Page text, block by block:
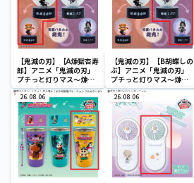
【鬼滅の刃】【A煉獄杏寿
郎】アニメ「鬼滅の刃」
プチっと灯りマス～煉獄
杏寿郎・胡蝶しのぶ～
【鬼滅の刃】【B胡蝶しの
ぶ】アニメ「鬼滅の刃」
プチっと灯りマス～煉獄
杏寿郎・胡蝶しのぶ～
26.08.06 26.08.06